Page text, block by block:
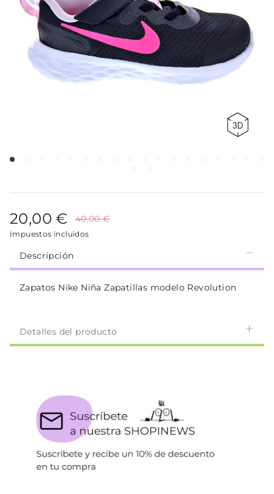
20,00 € 40,00 €
Impuestos incluidos
Descripción
Zapatos Nike Niña Zapatillas modelo Revolution
Detalles del producto